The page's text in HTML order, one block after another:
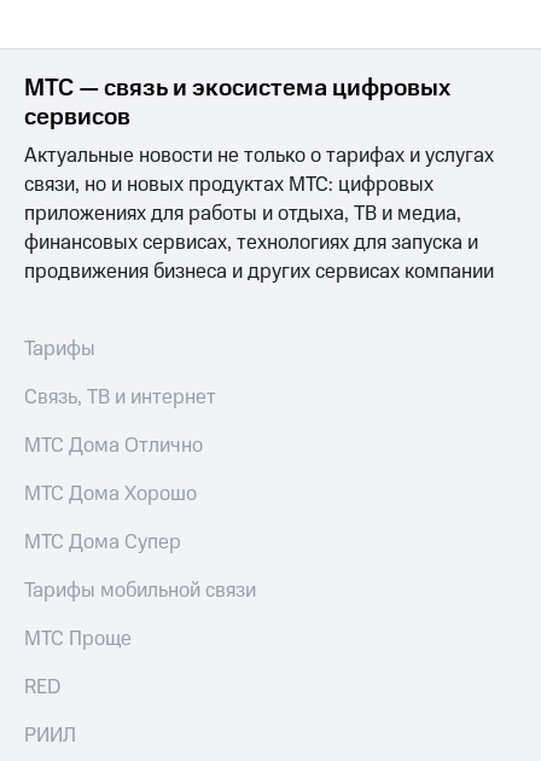
телефон
Перейти
в МТС
со своим
номером
Поддержка
и подписки
МТС
интернета,
музыка
другое
Семейная
группа
Скидка
общие
Семейная
группа
Скидка
на тарифы,
подписки
и услуги,
доступ
к геолокации
под
в Мой МТС
Посмотрите,
полезного
в нашем
МТС — связь и экосистема цифровых
сервисов
Актуальные новости не только о тарифах и услугах
связи, но и новых продуктах МТС: цифровых
приложениях для работы и отдыха, ТВ и медиа,
финансовых сервисах, технологиях для запуска и
продвижения бизнеса и других сервисах компании
Тарифы
Связь, ТВ и интернет
МТС Дома Отлично
МТС Дома Хорошо
МТС Дома Супер
Тарифы мобильной связи
МТС Проще
RED
РИИЛ